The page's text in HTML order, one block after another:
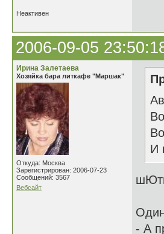
Неактивен
2006-09-05
Ирина Залетаева
Хозяйка бара литкафе "Маршак"
Откуда: Москва
Зарегистрирован: 2006-07-23
Сообщений: 3567
Вебсайт
И
- А